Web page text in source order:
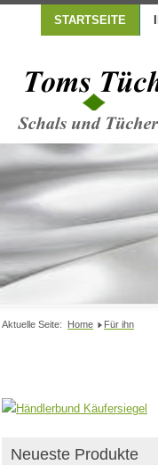
STARTSEITE
Aktuelle Seite: Home Für ihn
Neueste Produkte